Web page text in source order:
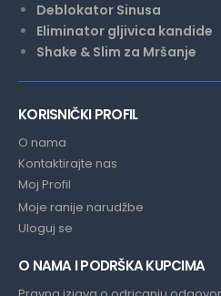
Deblokator Sinusa
Eliminator gljivica kandide
Shake & Slim za Mršanje
KORISNIČKI PROFIL
O nama
Kontaktirajte nas
Moj Profil
Moje ranije narudžbe
Uloguj se
O NAMA I PODRŠKA KUPCIMA